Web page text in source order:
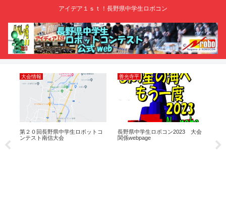
アイデア１ｓｔ！長野県中学生ロボコン
大会情報
第２０回長野県中学生ロボットコ
ンテスト南信大会
善光寺平
長野県中学生ロボコン2023 大会
関係webpage
結